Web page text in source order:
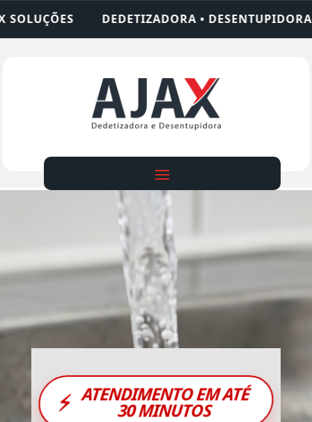
• DESENTUPIDORA • LIMPEZA DE FOSSA •
⚡ ATENDIMENTO EM ATÉ
30 MINUTOS